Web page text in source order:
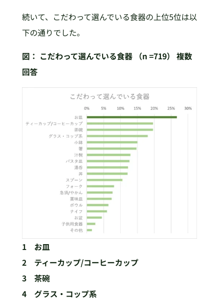
続いて、こだわって選んでいる食器の上位5位は以
下の通りでした。
図： こだわって選んでいる食器 （n =719） 複数
回答
1 お皿
2 ティーカップ/コーヒーカップ
3 茶碗
4 グラス・コップ系